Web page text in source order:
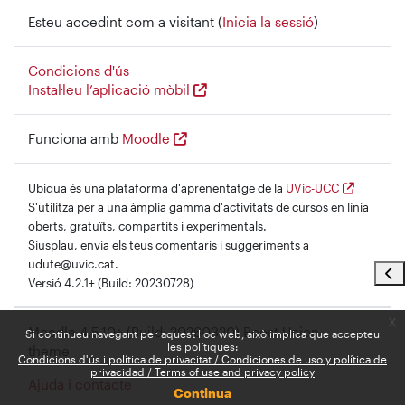
Si continueu navegant per aquest lloc web, això implica que accepteu
les polítiques:
Condicions d'ús i política de privacitat / Condiciones de uso y política de
privacidad / Terms of use and privacy policy
Continua
Esteu accedint com a visitant (Inicia la sessió)
Condicions d'ús
Instal·leu l’aplicació mòbil
Funciona amb Moodle
Ubiqua és una plataforma d'aprenentatge de la UVic-UCC
S'utilitza per a una àmplia gamma d'activitats de cursos en línia
oberts, gratuïts, compartits i experimentals.
Siusplau, envia els teus comentaris i suggeriments a
udute@uvic.cat.
Versió 4.2.1+ (Build: 20230728)
Moodle 4.5.10+ (Build: 20260320) Boost Union